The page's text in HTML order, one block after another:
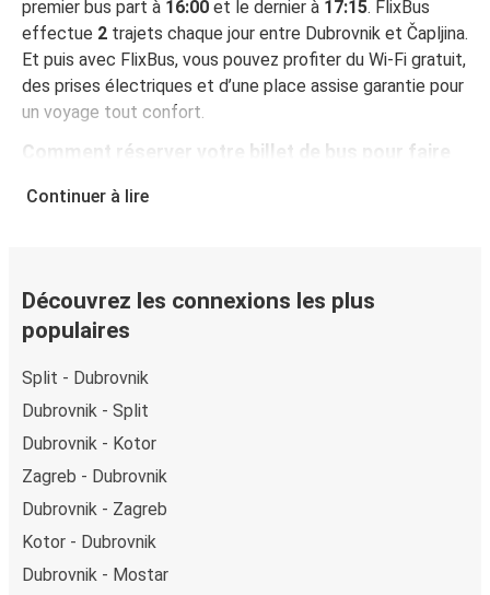
premier bus part à 16:00 et le dernier à 17:15. FlixBus
effectue 2 trajets chaque jour entre Dubrovnik et Čapljina.
Et puis avec FlixBus, vous pouvez profiter du Wi-Fi gratuit,
des prises électriques et d’une place assise garantie pour
un voyage tout confort.
Comment réserver votre billet de bus pour faire
Čapljina en ligne, vous pouvez choisir entre différents
modes de paiement sécurisés : carte bancaire, PayPal,
Google Pay ou encore Apple Pay. Vous pouvez également
payer en espèces (dans un point de vente ou lorsque vous
montez à bord du bus).
Continuer à lire
Découvrez les connexions les plus
populaires
Split - Dubrovnik
Dubrovnik - Split
Dubrovnik - Kotor
Zagreb - Dubrovnik
Dubrovnik - Zagreb
Kotor - Dubrovnik
Dubrovnik - Mostar